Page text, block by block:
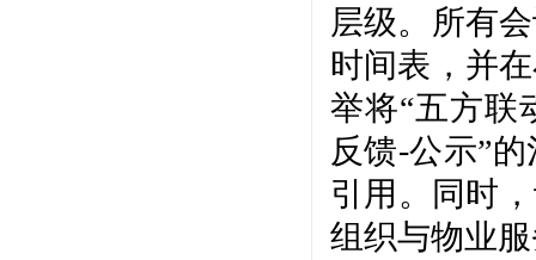
层级。所有
时间表，并
举将“五方联
反馈-公示”
引用。同时
组织与物业